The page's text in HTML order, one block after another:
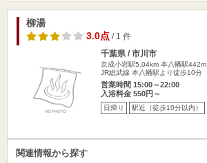
柳湯
3.0点/ 1 件
千葉県 / 市川市
京成小岩駅5.04km 本八幡駅442m
JR総武線 本八幡駅より徒歩10分
営業時間 15:00～22:00
入浴料金 550円～
日帰り 駅近（徒歩10分以内）
関連情報から探す